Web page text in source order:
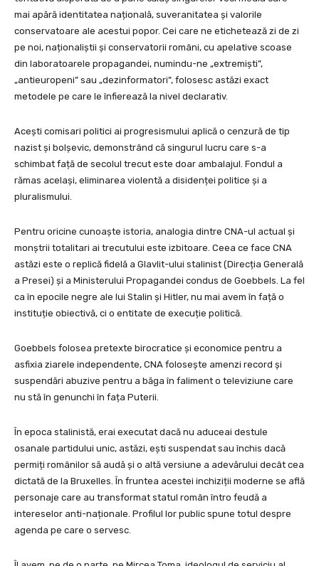
mai apără identitatea națională, suveranitatea și valorile
conservatoare ale acestui popor. Cei care ne etichetează zi de zi
pe noi, naționaliștii și conservatorii români, cu apelative scoase
din laboratoarele propagandei, numindu-ne „extremiști”,
„antieuropeni” sau „dezinformatori”, folosesc astăzi exact
metodele pe care le înfierează la nivel declarativ.
Acești comisari politici ai progresismului aplică o cenzură de tip
nazist și bolșevic, demonstrând că singurul lucru care s-a
schimbat față de secolul trecut este doar ambalajul. Fondul a
rămas același, eliminarea violentă a disidenței politice și a
pluralismului.
Pentru oricine cunoaște istoria, analogia dintre CNA-ul actual și
monștrii totalitari ai trecutului este izbitoare. Ceea ce face CNA
astăzi este o replică fidelă a Glavlit-ului stalinist (Direcția Generală
a Presei) și a Ministerului Propagandei condus de Goebbels. La fel
ca în epocile negre ale lui Stalin și Hitler, nu mai avem în față o
instituție obiectivă, ci o entitate de execuție politică.
Goebbels folosea pretexte birocratice și economice pentru a
asfixia ziarele independente, CNA folosește amenzi record și
suspendări abuzive pentru a băga în faliment o televiziune care
nu stă în genunchi în fața Puterii.
În epoca stalinistă, erai executat dacă nu aduceai destule
osanale partidului unic, astăzi, ești suspendat sau închis dacă
permiți românilor să audă și o altă versiune a adevărului decât cea
dictată de la Bruxelles. În fruntea acestei inchiziții moderne se află
personaje care au transformat statul român întro feudă a
intereselor anti-naționale. Profilul lor public spune totul despre
agenda pe care o servesc.